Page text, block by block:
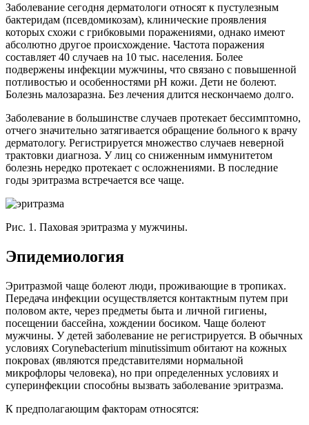
Заболевание сегодня дерматологи относят к пустулезным
бактеридам (псевдомикозам), клинические проявления
которых схожи с грибковыми поражениями, однако имеют
абсолютно другое происхождение. Частота поражения
составляет 40 случаев на 10 тыс. населения. Более
подвержены инфекции мужчины, что связано с повышенной
потливостью и особенностями рН кожи. Дети не болеют.
Болезнь малозаразна. Без лечения длится нескончаемо долго.
Заболевание в большинстве случаев протекает бессимптомно,
отчего значительно затягивается обращение больного к врачу
дерматологу. Регистрируется множество случаев неверной
трактовки диагноза. У лиц со сниженным иммунитетом
болезнь нередко протекает с осложнениями. В последние
годы эритразма встречается все чаще.
Рис. 1. Паховая эритразма у мужчины.
Эпидемиология
Эритразмой чаще болеют люди, проживающие в тропиках.
Передача инфекции осуществляется контактным путем при
половом акте, через предметы быта и личной гигиены,
посещении бассейна, хождении босиком. Чаще болеют
мужчины. У детей заболевание не регистрируется. В обычных
условиях Corynebacterium minutissimum обитают на кожных
покровах (являются представителями нормальной
микрофлоры человека), но при определенных условиях и
суперинфекции способны вызвать заболевание эритразма.
К предполагающим факторам относятся: